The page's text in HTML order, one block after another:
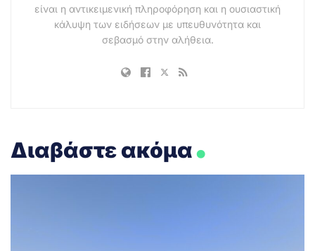
είναι η αντικειμενική πληροφόρηση και η ουσιαστική
κάλυψη των ειδήσεων με υπευθυνότητα και
σεβασμό στην αλήθεια.
Διαβάστε ακόμα.